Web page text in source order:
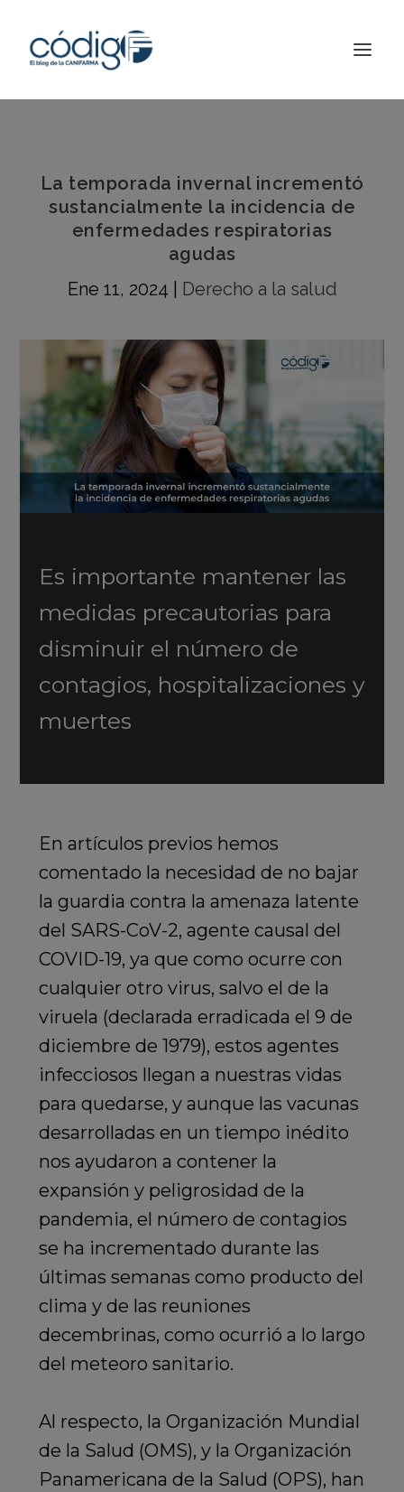
La temporada invernal incrementó
sustancialmente la incidencia de
enfermedades respiratorias
agudas
Ene 11, 2024
Derecho a la salud
Es importante mantener las
medidas precautorias para
disminuir el número de
contagios, hospitalizaciones y
muertes
En artículos previos hemos
comentado la necesidad de no bajar
la guardia contra la amenaza latente
del SARS-CoV-2, agente causal del
COVID-19, ya que como ocurre con
cualquier otro virus, salvo el de la
viruela (declarada erradicada el 9 de
diciembre de 1979), estos agentes
infecciosos llegan a nuestras vidas
para quedarse, y aunque las vacunas
desarrolladas en un tiempo inédito
nos ayudaron a contener la
expansión y peligrosidad de la
pandemia, el número de contagios
se ha incrementado durante las
últimas semanas como producto del
clima y de las reuniones
decembrinas, como ocurrió a lo largo
del meteoro sanitario.
Al respecto, la Organización Mundial
de la Salud (OMS), y la Organización
Panamericana de la Salud (OPS), han